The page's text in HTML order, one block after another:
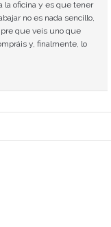
la oficina y es que tener
no es nada sencillo,
que veis uno que
y, finalmente, lo